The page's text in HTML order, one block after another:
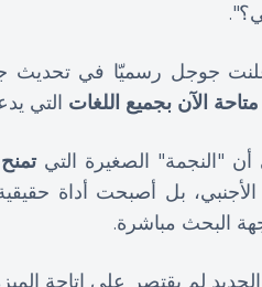
جوجل رسميّا في تحديث جديد بتاريخ 30
الآن بجميع اللغات التي
أن "النجمة" الصغيرة التي
بل أصبحت أداة
البحث مباشرة.
لم يقتصر على إتاحة